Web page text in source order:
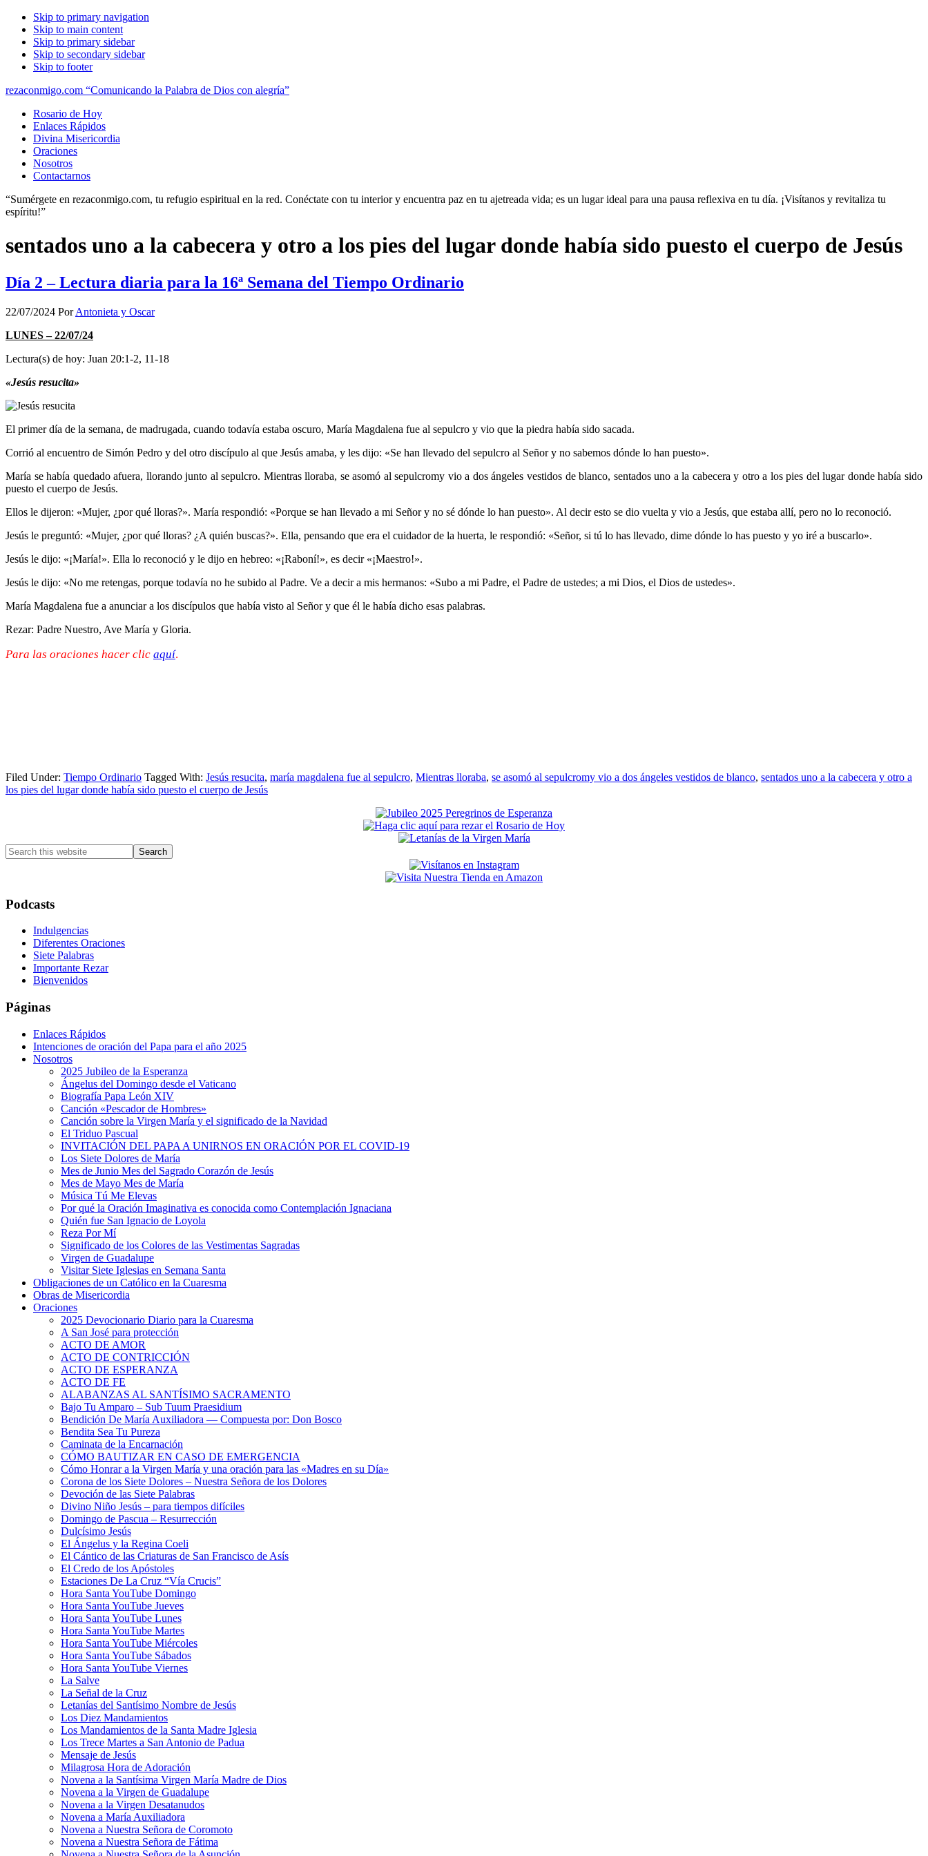
Skip to primary navigation
Skip to main content
Skip to primary sidebar
Skip to secondary sidebar
Skip to footer
rezaconmigo.com “Comunicando la Palabra de Dios con alegría”
Rosario de Hoy
Enlaces Rápidos
Divina Misericordia
Oraciones
Nosotros
Contactarnos
“Sumérgete en rezaconmigo.com, tu refugio espiritual en la red. Conéctate con tu interior y encuentra paz en tu ajetreada vida; es un lugar ideal para una pausa reflexiva en tu día. ¡Visítanos y revitaliza tu
espíritu!”
sentados uno a la cabecera y otro a los pies del lugar donde había sido puesto el cuerpo de Jesús
Día 2 – Lectura diaria para la 16ª Semana del Tiempo Ordinario
22/07/2024 PorAntonieta y Oscar
LUNES – 22/07/24
Lectura(s) de hoy: Juan 20:1-2, 11-18
«Jesús resucita»
El primer día de la semana, de madrugada, cuando todavía estaba oscuro, María Magdalena fue al sepulcro y vio que la piedra había sido sacada.
Corrió al encuentro de Simón Pedro y del otro discípulo al que Jesús amaba, y les dijo: «Se han llevado del sepulcro al Señor y no sabemos dónde lo han puesto».
María se había quedado afuera, llorando junto al sepulcro. Mientras lloraba, se asomó al sepulcromy vio a dos ángeles vestidos de blanco, sentados uno a la cabecera y otro a los pies del lugar donde había sido
puesto el cuerpo de Jesús.
Ellos le dijeron: «Mujer, ¿por qué lloras?». María respondió: «Porque se han llevado a mi Señor y no sé dónde lo han puesto». Al decir esto se dio vuelta y vio a Jesús, que estaba allí, pero no lo reconoció.
Jesús le preguntó: «Mujer, ¿por qué lloras? ¿A quién buscas?». Ella, pensando que era el cuidador de la huerta, le respondió: «Señor, si tú lo has llevado, dime dónde lo has puesto y yo iré a buscarlo».
Jesús le dijo: «¡María!». Ella lo reconoció y le dijo en hebreo: «¡Raboní!», es decir «¡Maestro!».
Jesús le dijo: «No me retengas, porque todavía no he subido al Padre. Ve a decir a mis hermanos: «Subo a mi Padre, el Padre de ustedes; a mi Dios, el Dios de ustedes».
María Magdalena fue a anunciar a los discípulos que había visto al Señor y que él le había dicho esas palabras.
Rezar: Padre Nuestro, Ave María y Gloria.
Para las oraciones hacer clic aquí.
Filed Under: Tiempo Ordinario Tagged With: Jesús resucita, maría magdalena fue al sepulcro, Mientras lloraba, se asomó al sepulcromy vio a dos ángeles vestidos de blanco, sentados uno a la cabecera y otro a
los pies del lugar donde había sido puesto el cuerpo de Jesús
Search
this
Podcasts
Indulgencias
Diferentes Oraciones
Siete Palabras
Importante Rezar
Bienvenidos
Páginas
Enlaces Rápidos
Intenciones de oración del Papa para el año 2025
Nosotros
2025 Jubileo de la Esperanza
Ángelus del Domingo desde el Vaticano
Biografía Papa León XIV
Canción «Pescador de Hombres»
Canción sobre la Virgen María y el significado de la Navidad
El Triduo Pascual
INVITACIÓN DEL PAPA A UNIRNOS EN ORACIÓN POR EL COVID-19
Los Siete Dolores de María
Mes de Junio Mes del Sagrado Corazón de Jesús
Mes de Mayo Mes de María
Música Tú Me Elevas
Por qué la Oración Imaginativa es conocida como Contemplación Ignaciana
Quién fue San Ignacio de Loyola
Reza Por Mí
Significado de los Colores de las Vestimentas Sagradas
Virgen de Guadalupe
Visitar Siete Iglesias en Semana Santa
Obligaciones de un Católico en la Cuaresma
Obras de Misericordia
Oraciones
2025 Devocionario Diario para la Cuaresma
A San José para protección
ACTO DE AMOR
ACTO DE CONTRICCIÓN
ACTO DE ESPERANZA
ACTO DE FE
ALABANZAS AL SANTÍSIMO SACRAMENTO
Bajo Tu Amparo – Sub Tuum Praesidium
Bendición De María Auxiliadora — Compuesta por: Don Bosco
Bendita Sea Tu Pureza
Caminata de la Encarnación
CÓMO BAUTIZAR EN CASO DE EMERGENCIA
Cómo Honrar a la Virgen María y una oración para las «Madres en su Día»
Corona de los Siete Dolores – Nuestra Señora de los Dolores
Devoción de las Siete Palabras
Divino Niño Jesús – para tiempos difíciles
Domingo de Pascua – Resurrección
Dulcísimo Jesús
El Ángelus y la Regina Coeli
El Cántico de las Criaturas de San Francisco de Asís
El Credo de los Apóstoles
Estaciones De La Cruz “Vía Crucis”
Hora Santa YouTube Domingo
Hora Santa YouTube Jueves
Hora Santa YouTube Lunes
Hora Santa YouTube Martes
Hora Santa YouTube Miércoles
Hora Santa YouTube Sábados
Hora Santa YouTube Viernes
La Salve
La Señal de la Cruz
Letanías del Santísimo Nombre de Jesús
Los Diez Mandamientos
Los Mandamientos de la Santa Madre Iglesia
Los Trece Martes a San Antonio de Padua
Mensaje de Jesús
Milagrosa Hora de Adoración
Novena a la Santísima Virgen María Madre de Dios
Novena a la Virgen de Guadalupe
Novena a la Virgen Desatanudos
Novena a María Auxiliadora
Novena a Nuestra Señora de Coromoto
Novena a Nuestra Señora de Fátima